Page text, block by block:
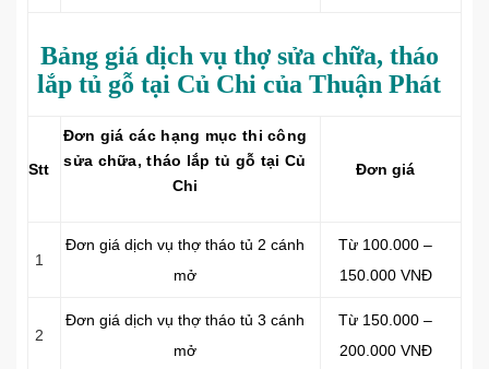
Bảng giá dịch vụ thợ sửa chữa, tháo
lắp tủ gỗ tại Củ Chi của Thuận Phát
Stt
Đơn giá các hạng mục thi công
sửa chữa, tháo lắp tủ gỗ tại Củ
Chi
Đơn giá
1
Đơn giá dịch vụ thợ tháo tủ 2 cánh
mở
Từ 100.000 –
150.000 VNĐ
2
Đơn giá dịch vụ thợ tháo tủ 3 cánh
mở
Từ 150.000 –
200.000 VNĐ